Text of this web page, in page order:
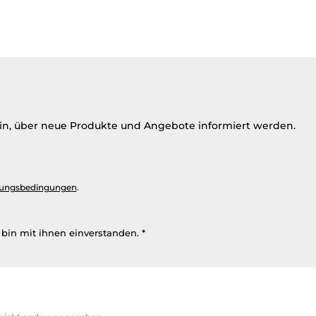
über neue Produkte und Angebote informiert werden.
.
mit ihnen einverstanden. *